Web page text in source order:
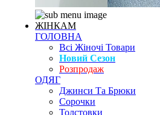
ЖІНКАМ
ГОЛОВНА
Всі Жіночі Товари
Новий Сезон
Розпродаж
ОДЯГ
Джинси Та Брюки
Сорочки
Толстовки